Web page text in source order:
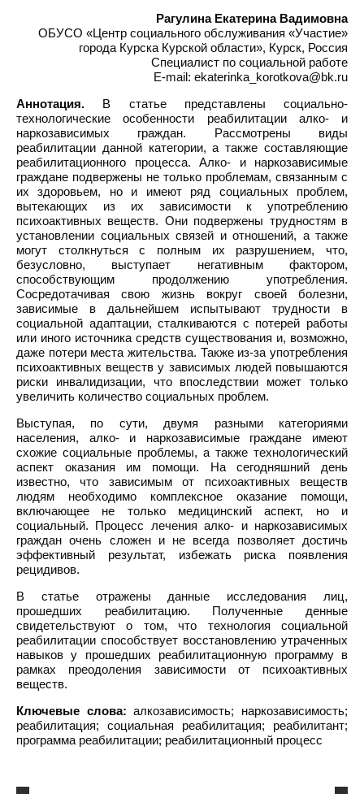
Рагулина Екатерина Вадимовна
ОБУСО «Центр социального обслуживания «Участие»
города Курска Курской области», Курск, Россия
Специалист по социальной работе
E-mail: ekaterinka_korotkova@bk.ru
Аннотация. В статье представлены социально-
технологические особенности реабилитации алко- и
наркозависимых граждан. Рассмотрены виды
реабилитации данной категории, а также составляющие
реабилитационного процесса. Алко- и наркозависимые
граждане подвержены не только проблемам, связанным с
их здоровьем, но и имеют ряд социальных проблем,
вытекающих из их зависимости к употреблению
психоактивных веществ. Они подвержены трудностям в
установлении социальных связей и отношений, а также
могут столкнуться с полным их разрушением, что,
безусловно, выступает негативным фактором,
способствующим продолжению употребления.
Сосредотачивая свою жизнь вокруг своей болезни,
зависимые в дальнейшем испытывают трудности в
социальной адаптации, сталкиваются с потерей работы
или иного источника средств существования и, возможно,
даже потери места жительства. Также из-за употребления
психоактивных веществ у зависимых людей повышаются
риски инвалидизации, что впоследствии может только
увеличить количество социальных проблем.
Выступая, по сути, двумя разными категориями
населения, алко- и наркозависимые граждане имеют
схожие социальные проблемы, а также технологический
аспект оказания им помощи. На сегодняшний день
известно, что зависимым от психоактивных веществ
людям необходимо комплексное оказание помощи,
включающее не только медицинский аспект, но и
социальный. Процесс лечения алко- и наркозависимых
граждан очень сложен и не всегда позволяет достичь
эффективный результат, избежать риска появления
рецидивов.
В статье отражены данные исследования лиц,
прошедших реабилитацию. Полученные денные
свидетельствуют о том, что технология социальной
реабилитации способствует восстановлению утраченных
навыков у прошедших реабилитационную программу в
рамках преодоления зависимости от психоактивных
веществ.
Ключевые слова: алкозависимость; наркозависимость;
реабилитация; социальная реабилитация; реабилитант;
программа реабилитации; реабилитационный процесс